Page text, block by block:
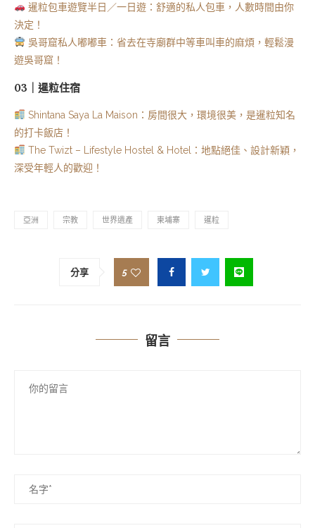
暹粒包車遊覽半日／一日遊：舒適的私人包車，人數時間由你
決定！
吳哥窟私人嘟嘟車：省去在寺廟群中等車叫車的麻煩，輕鬆漫
遊吳哥窟！
03｜暹粒住宿
Shintana Saya La Maison：房間很大，環境很美，是暹粒知名
的打卡飯店！
The Twizt – Lifestyle Hostel & Hotel：地點絕佳、設計新穎，
深受年輕人的歡迎！
亞洲 宗教 世界遺產 柬埔寨 暹粒
分享 5
留言